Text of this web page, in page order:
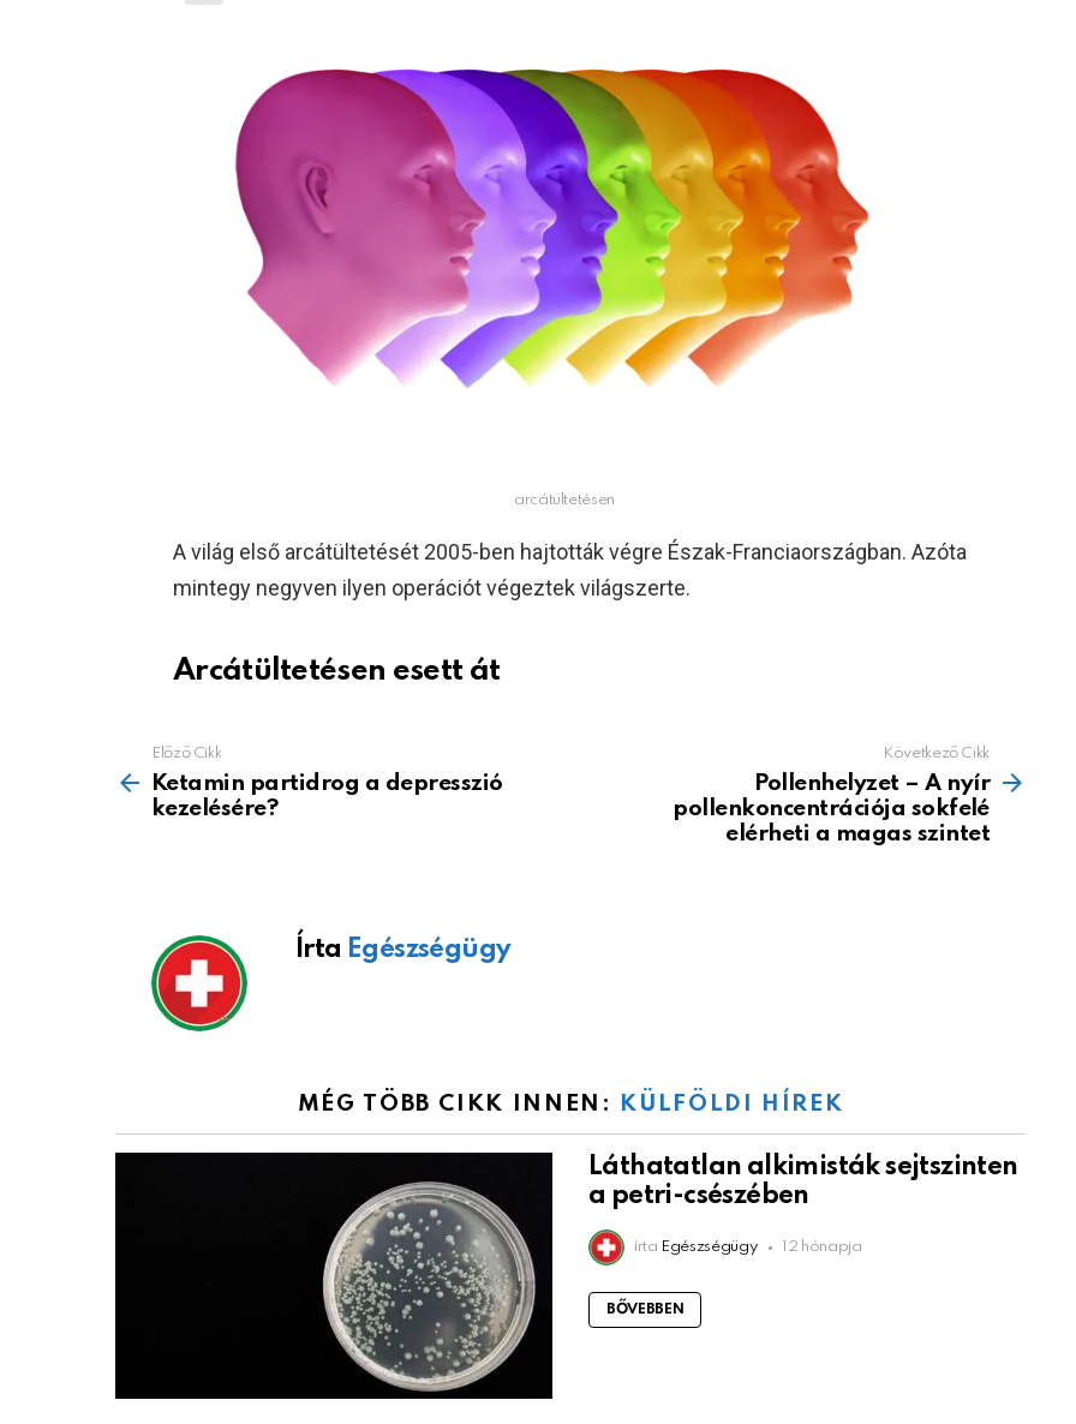
arcátültetésen
A világ első arcátültetését 2005-ben hajtották végre Észak-Franciaországban. Azóta
mintegy negyven ilyen operációt végeztek világszerte.
Arcátültetésen esett át
more
Előző Cikk
Ketamin partidrog a depresszió
kezelésére?
Következő Cikk
Pollenhelyzet – A nyír
pollenkoncentrációja sokfelé
elérheti a magas szintet
Írta Egészségügy
MÉG TÖBB CIKK INNEN: KÜLFÖLDI HÍREK
Láthatatlan alkimisták sejtszinten
a petri-csészében
írta Egészségügy 12 hónapja
BŐVEBBEN